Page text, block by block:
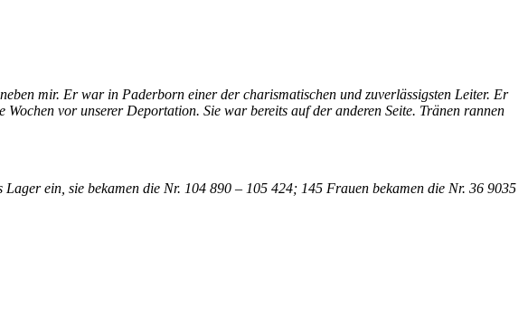
mir. Er war in Paderborn einer der charismatischen und zuverlässigsten Leiter. Er
vor unserer Deportation. Sie war bereits auf der anderen Seite. Tränen rannen
ein, sie bekamen die Nr. 104 890 – 105 424; 145 Frauen bekamen die Nr. 36 9035